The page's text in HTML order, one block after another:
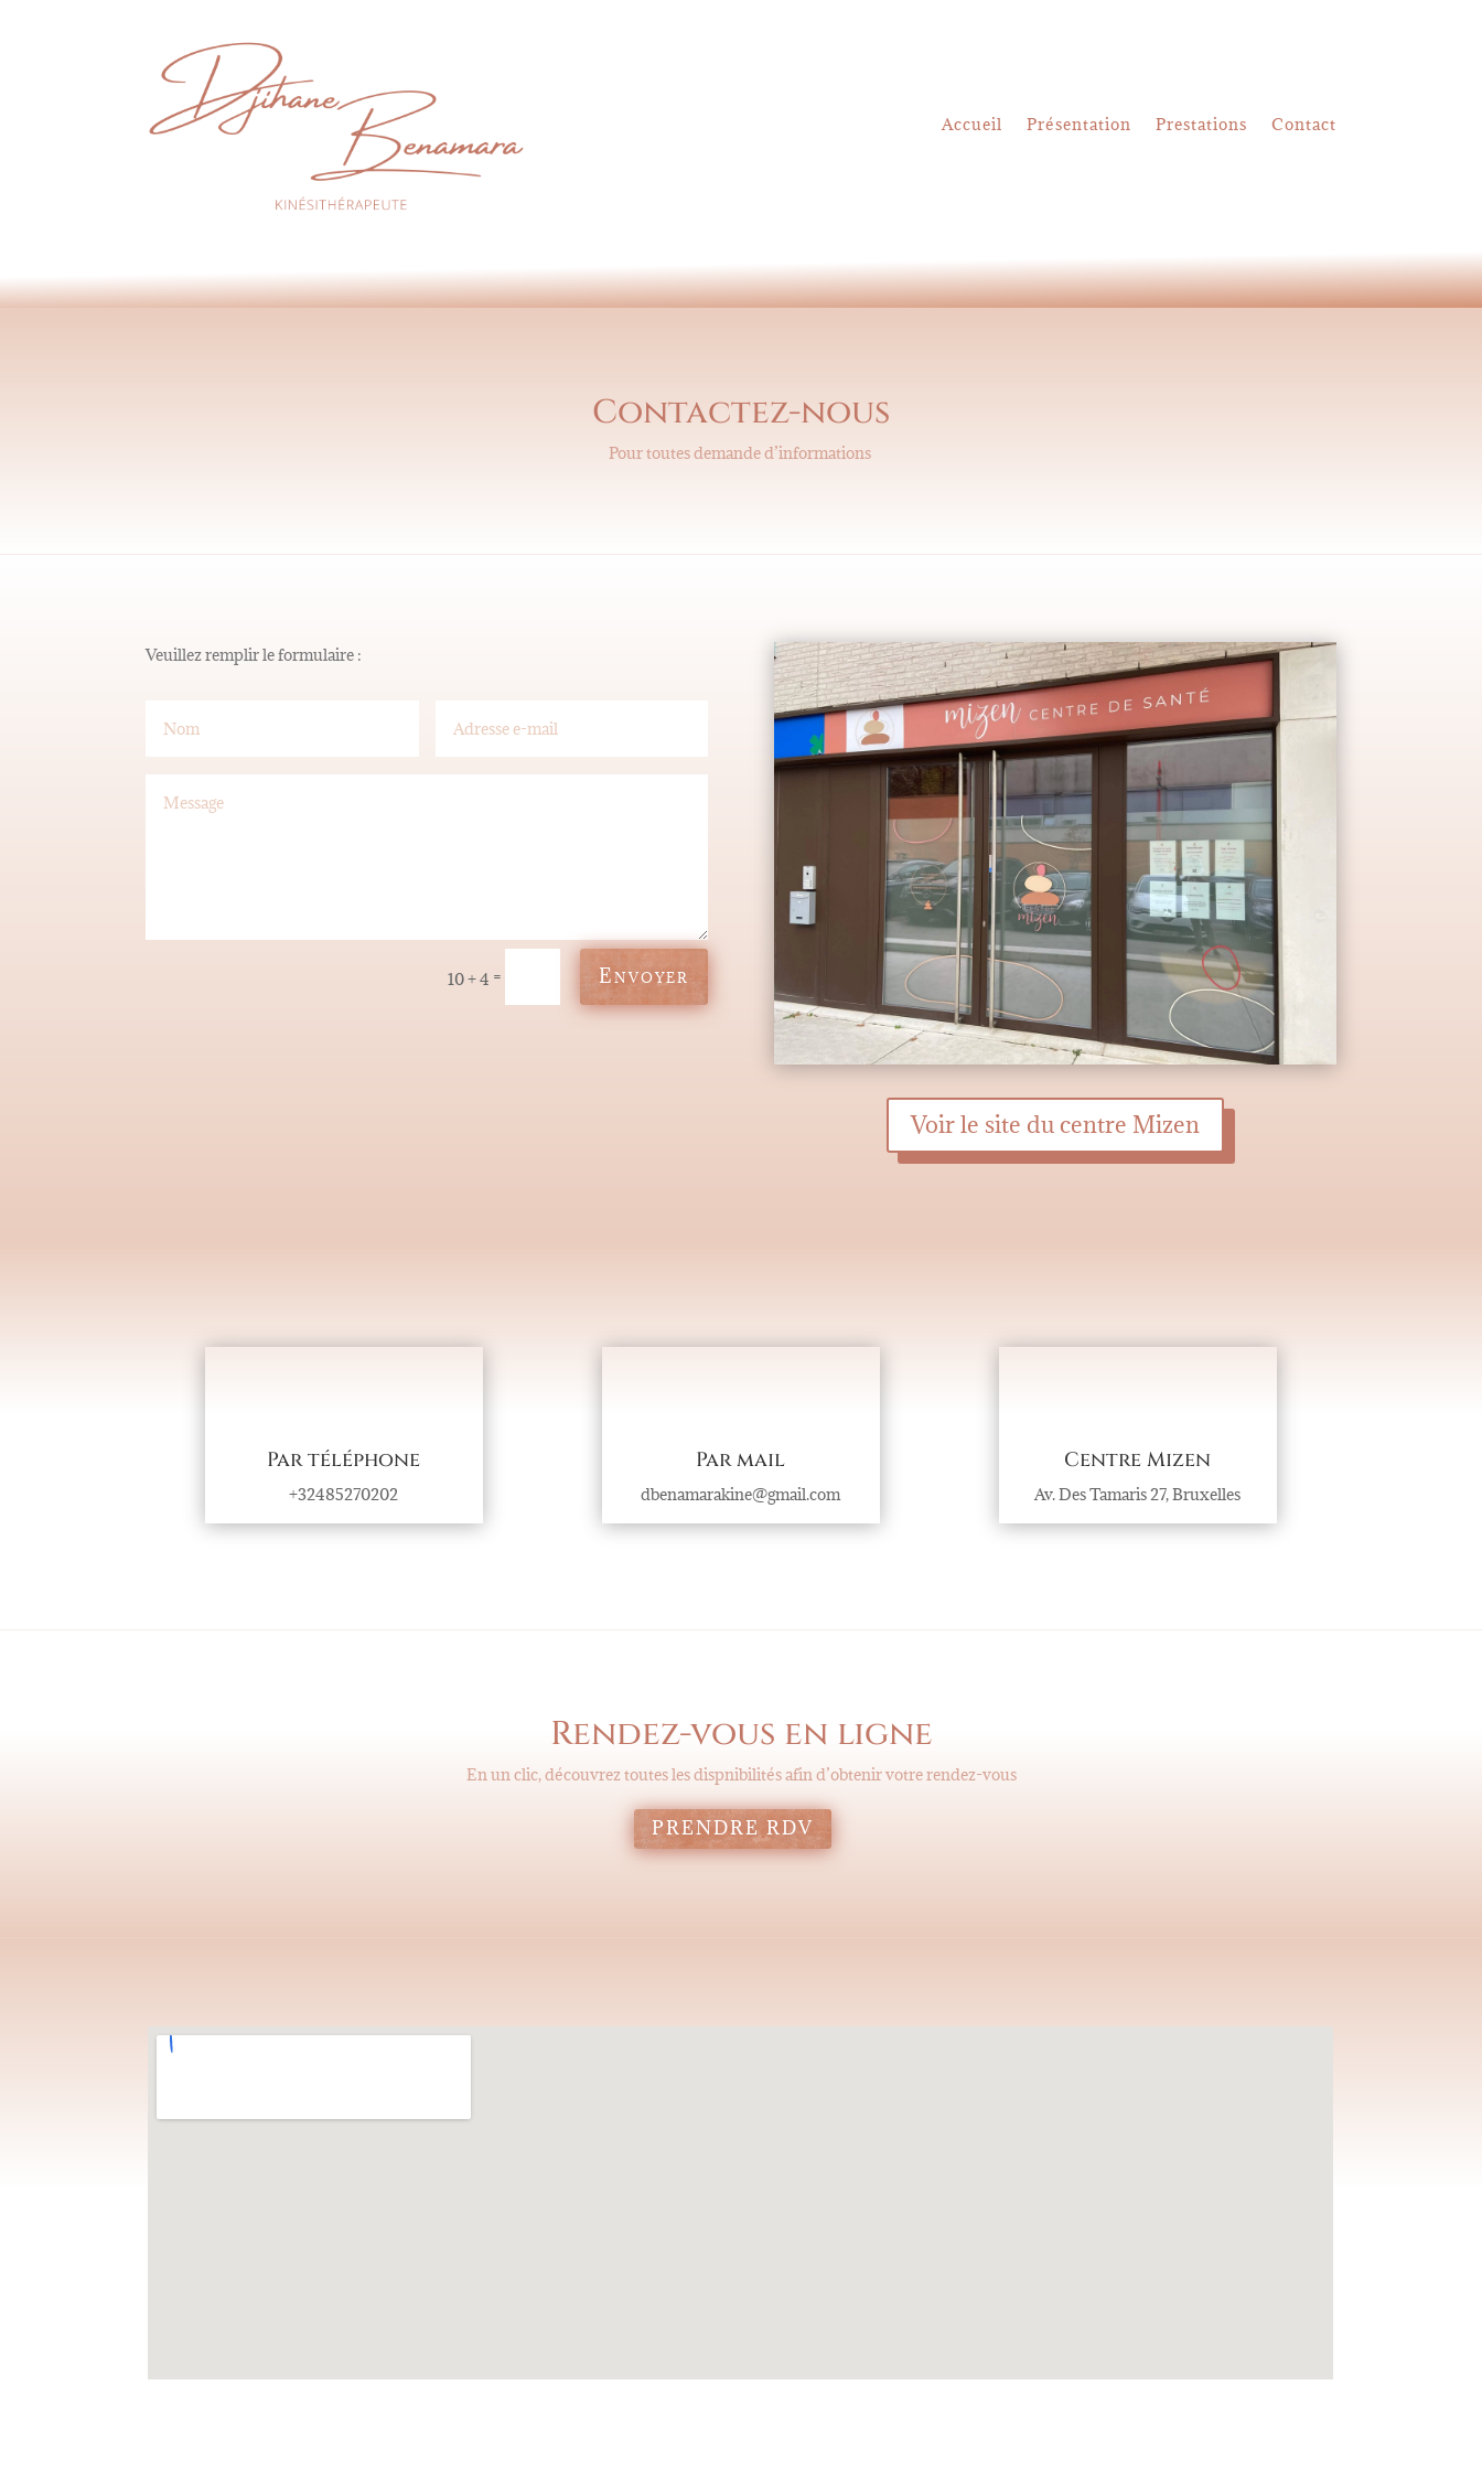
Accueil Présentation Prestations Contact
Contactez-nous
Pour toutes demande d’informations
Veuillez remplir le formulaire :
10 + 4 = Envoyer
Voir le site du centre Mizen
Par téléphone
+32485270202
Par mail
dbenamarakine@gmail.com
Centre Mizen
Av. Des Tamaris 27, Bruxelles
Rendez-vous en ligne
En un clic, découvrez toutes les dispnibilités afin d’obtenir votre rendez-vous
PRENDRE RDV